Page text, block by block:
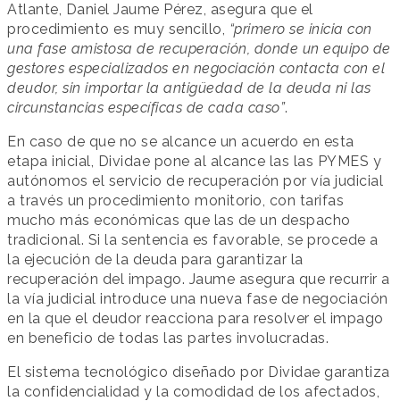
Atlante, Daniel Jaume Pérez, asegura que el
procedimiento es muy sencillo, “primero se inicia con
una fase amistosa de recuperación, donde un equipo de
gestores especializados en negociación contacta con el
deudor, sin importar la antigüedad de la deuda ni las
circunstancias específicas de cada caso”.
En caso de que no se alcance un acuerdo en esta
etapa inicial, Dividae pone al alcance las las PYMES y
autónomos el servicio de recuperación por vía judicial
a través un procedimiento monitorio, con tarifas
mucho más económicas que las de un despacho
tradicional. Si la sentencia es favorable, se procede a
la ejecución de la deuda para garantizar la
recuperación del impago. Jaume asegura que recurrir a
la vía judicial introduce una nueva fase de negociación
en la que el deudor reacciona para resolver el impago
en beneficio de todas las partes involucradas.
El sistema tecnológico diseñado por Dividae garantiza
la confidencialidad y la comodidad de los afectados,